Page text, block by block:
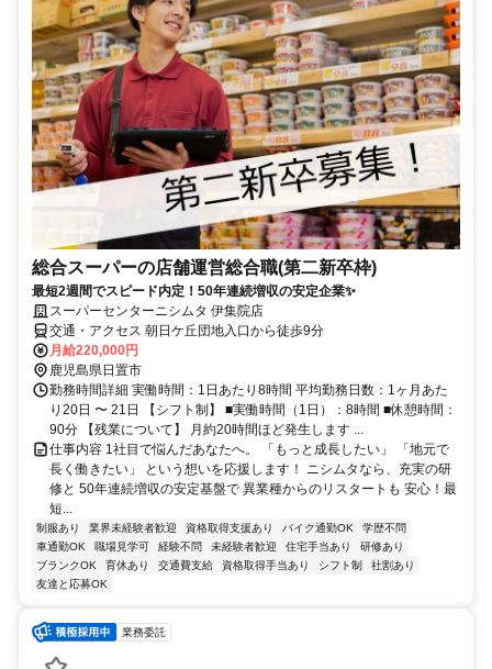
総合スーパーの店舗運営総合職(第二新卒枠)
最短2週間でスピード内定！50年連続増収の安定企業✨
スーパーセンターニシムタ 伊集院店
交通・アクセス 朝日ケ丘団地入口から徒歩9分
月給220,000円
鹿児島県日置市
勤務時間詳細 実働時間：1日あたり8時間 平均勤務日数：1ヶ月あた
り20日 〜 21日 【シフト制】 ■実働時間（1日）：8時間 ■休憩時間：
90分 【残業について】 月約20時間ほど発生します ...
仕事内容 1社目で悩んだあなたへ。 「もっと成長したい」 「地元で
長く働きたい」 という想いを応援します！ ニシムタなら、充実の研
修と 50年連続増収の安定基盤で 異業種からのリスタートも 安心！最
短...
制服あり 業界未経験者歓迎 資格取得支援あり バイク通勤OK
学歴不問
車通勤OK
職場見学可 経験不問 未経験者歓迎 住宅手当あり
研修あり
ブランクOK
育休あり 交通費支給 資格取得手当あり シフト制
社割あり
友達と応募OK
業務委託